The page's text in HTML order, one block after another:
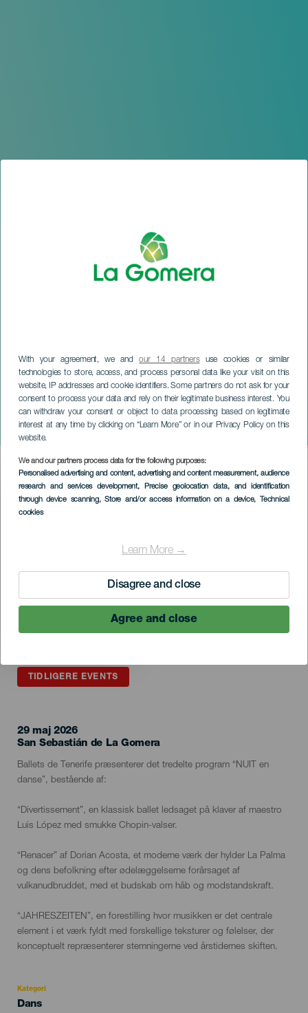
With your agreement, we andour 14 partnersuse cookies or similar
technologies to store, access, and process personal data like your visit on this
website, IP addresses and cookie identifiers. Some partners do not ask for your
consent to process your data and rely on their legitimate business interest. You
can withdraw your consent or object to data processing based on legitimate
interest at any time by clicking on “Learn More” or in our Privacy Policy on this
website.
We and our partners process data for the following purposes:
Personalised advertising and content, advertising and content measurement, audience
research and services development, Precise geolocation data, and identification
through device scanning, Store and/or access information on a device, Technical
cookies
Learn More →
Disagree and close
Agree and close
Ballet NUIT en danse
LA GOMERA
Imagen
Listado
TIDLIGERE EVENTS
29 maj 2026
Localidad
San Sebastián de La Gomera
Descripción
del
Ballets de Tenerife præsenterer det tredelte program “NUIT en
danse”, bestående af:
“Divertissement”, en klassisk ballet ledsaget på klaver af maestro
Luis López med smukke Chopin-valser.
“Renacer” af Dorian Acosta, et moderne værk der hylder La Palma
og dens befolkning efter ødelæggelserne forårsaget af
vulkanudbruddet, med et budskab om håb og modstandskraft.
“JAHRESZEITEN”, en forestilling hvor musikken er det centrale
element i et værk fyldt med forskellige teksturer og følelser, der
konceptuelt repræsenterer stemningerne ved årstidernes skiften.
Kategori
Categoría
Dans